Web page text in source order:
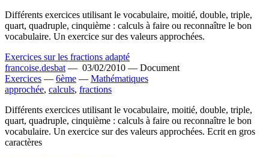
Différents exercices utilisant le vocabulaire, moitié, double, triple,
quart, quadruple, cinquième : calculs à faire ou reconnaître le bon
vocabulaire. Un exercice sur des valeurs approchées.
Exercices sur les fractions adapté
francoise.desbat — 03/02/2010 — Document
Exercices — 6ème — Mathématiques
approchée, calculs, fractions
Différents exercices utilisant le vocabulaire, moitié, double, triple,
quart, quadruple, cinquième : calculs à faire ou reconnaître le bon
vocabulaire. Un exercice sur des valeurs approchées. Ecrit en gros
caractères